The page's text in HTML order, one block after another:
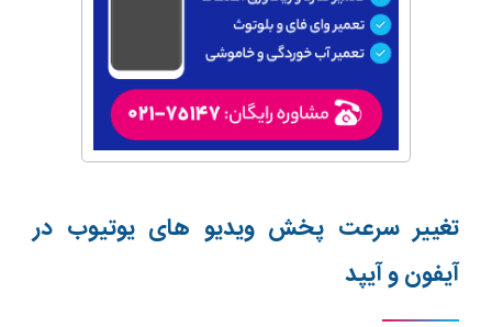
تغییر سرعت پخش ویدیو های یوتیوب در
آیفون و آیپد